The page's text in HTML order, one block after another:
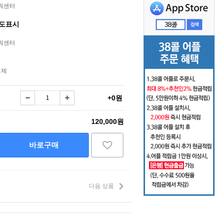
센터
표시
센터
+0원
120,000원
바로구매
다음 상품